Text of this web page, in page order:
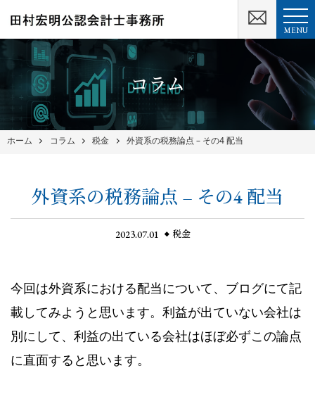
MENU
コラム
ホーム コラム 税金 外資系の税務論点 – その4 配当
外資系の税務論点 – その4 配当
2023.07.01 税金
今回は外資系における配当について、ブログにて記
載してみようと思います。利益が出ていない会社は
別にして、利益の出ている会社はほぼ必ずこの論点
に直面すると思います。